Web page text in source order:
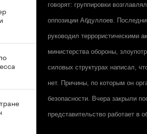
говорят: группировки
оппозиции Абдуллоев.
руководил террористическими
министерства обороны,
силовых структурах написал,
нет. Причины, по которым он
безопасности. Вчера закрыли
представительство работает в